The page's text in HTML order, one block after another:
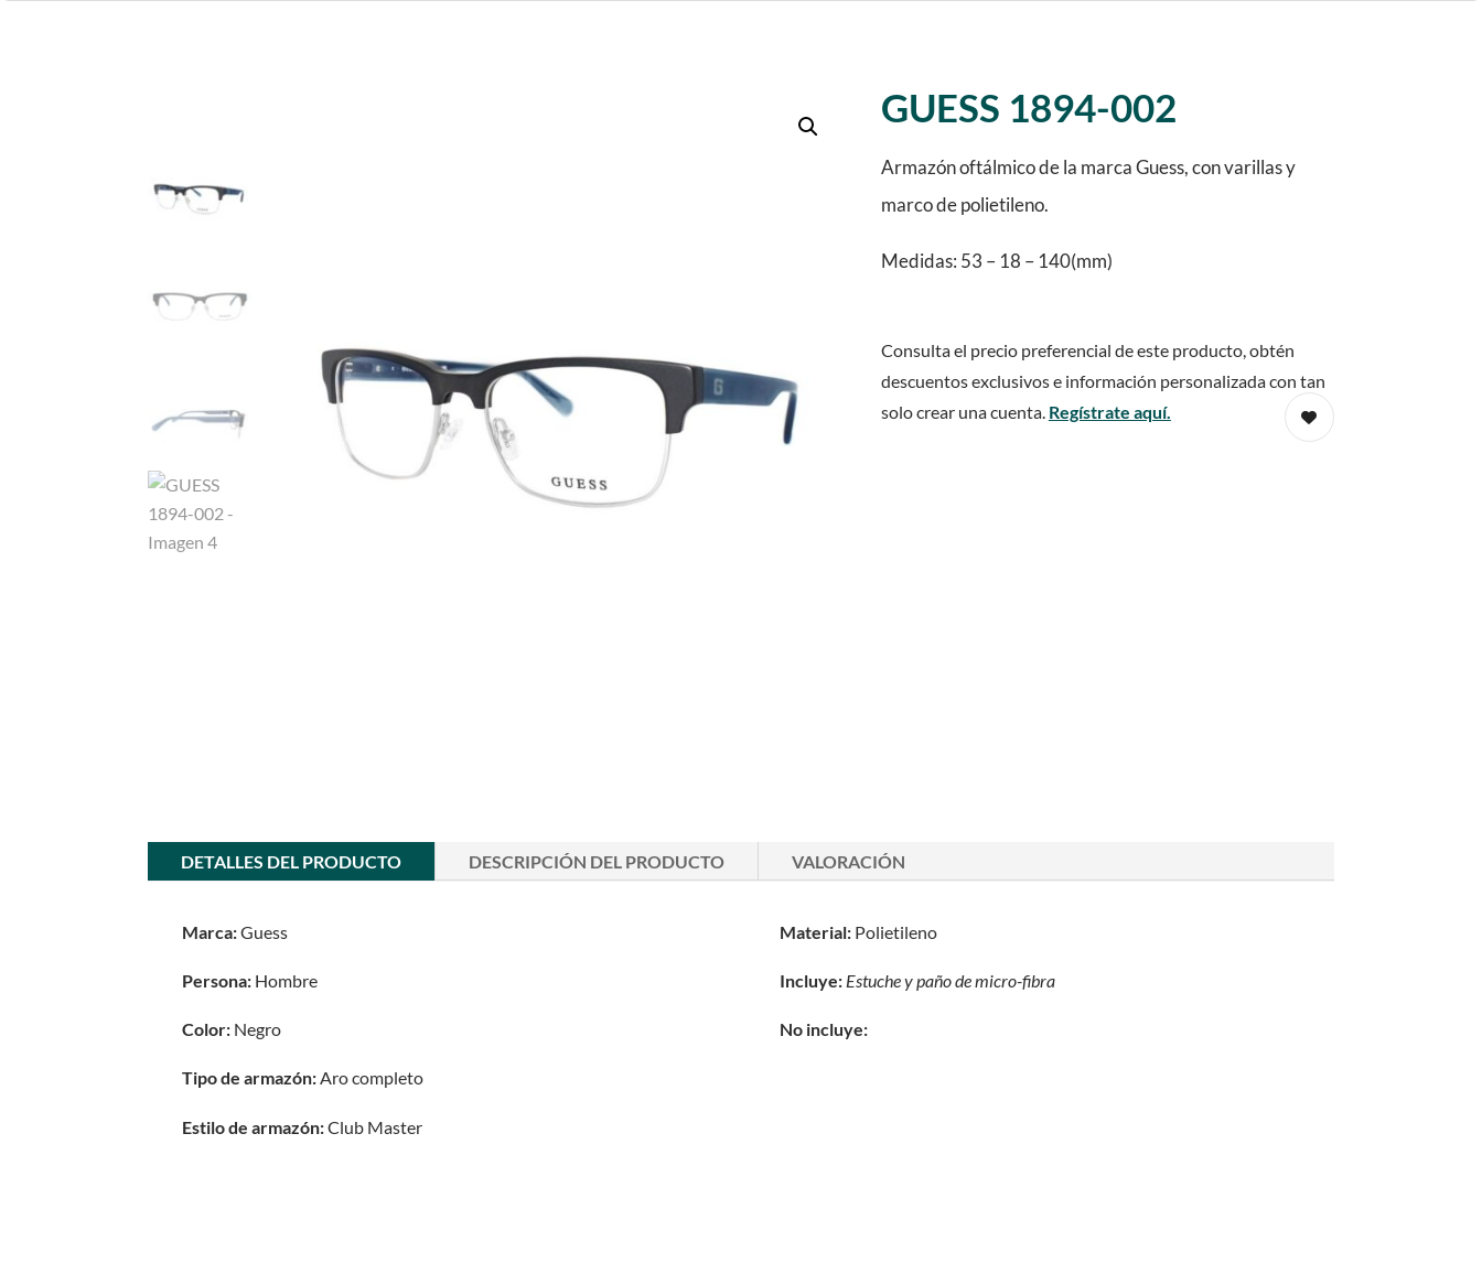
GUESS 1894-002
Armazón oftálmico de la marca Guess, con varillas y
marco de polietileno.
Medidas: 53 – 18 – 140(mm)
Consulta el precio preferencial de este producto, obtén
descuentos exclusivos e información personalizada con tan
solo crear una cuenta. Regístrate aquí.
DETALLES DEL PRODUCTO DESCRIPCIÓN DEL PRODUCTO VALORACIÓN
Marca:Guess Material: Polietileno
Persona: Hombre Incluye: Estuche y paño demicro-fibra
Color: Negro No incluye:
Tipo de armazón:Aro completo
Estilo de armazón:Club Master